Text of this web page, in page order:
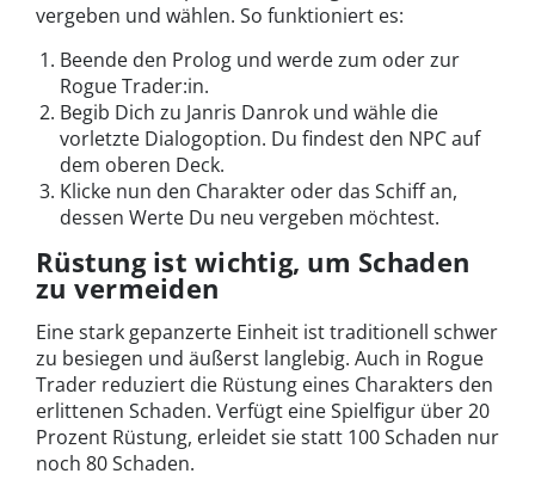
vergeben und wählen. So funktioniert es:
Beende den Prolog und werde zum oder zur
Rogue Trader:in.
Begib Dich zu Janris Danrok und wähle die
vorletzte Dialogoption. Du findest den NPC auf
dem oberen Deck.
Klicke nun den Charakter oder das Schiff an,
dessen Werte Du neu vergeben möchtest.
Rüstung ist wichtig, um Schaden
zu vermeiden
Eine stark gepanzerte Einheit ist traditionell schwer
zu besiegen und äußerst langlebig. Auch in Rogue
Trader reduziert die Rüstung eines Charakters den
erlittenen Schaden. Verfügt eine Spielfigur über 20
Prozent Rüstung, erleidet sie statt 100 Schaden nur
noch 80 Schaden.